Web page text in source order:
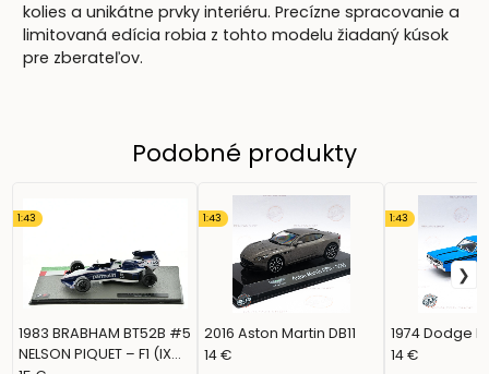
kolies a unikátne prvky interiéru. Precízne spracovanie a
limitovaná edícia robia z tohto modelu žiadaný kúsok
pre zberateľov.
Podobné produkty
1983 BRABHAM BT52B #5
NELSON PIQUET – F1 (IXO,
1:43
2016 Aston Martin DB11
1:43
14 €
1974 Dodge
1:43
14 €